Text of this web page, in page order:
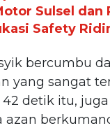
Sulsel dan
Safety
bercumbu
yang sangat
detik itu,
azan